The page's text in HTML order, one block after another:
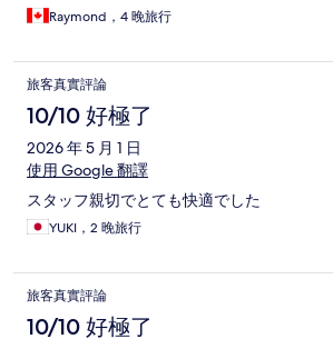
Raymond，4 晚旅行
旅客真實評論
10/10 好極了
2026 年 5 月 1 日
使用 Google 翻譯
スタッフ親切でとても快適でした
YUKI，2 晚旅行
旅客真實評論
10/10 好極了